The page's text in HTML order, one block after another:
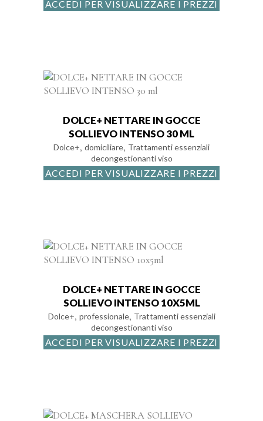
ACCEDI PER VISUALIZZARE I PREZZI
DOLCE+ NETTARE IN GOCCE
SOLLIEVO INTENSO 30 ML
Dolce+, domiciliare, Trattamenti essenziali
decongestionanti viso
ACCEDI PER VISUALIZZARE I PREZZI
DOLCE+ NETTARE IN GOCCE
SOLLIEVO INTENSO 10X5ML
Dolce+, professionale, Trattamenti essenziali
decongestionanti viso
ACCEDI PER VISUALIZZARE I PREZZI